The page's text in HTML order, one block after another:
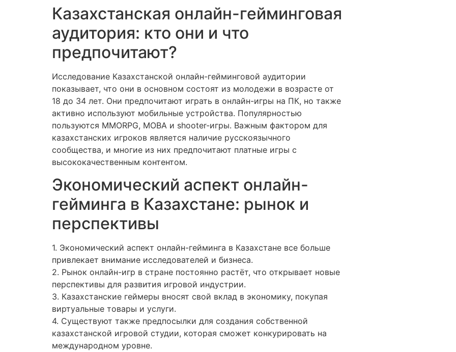
Казахстанская онлайн-гейминговая
аудитория: кто они и что
предпочитают?
Исследование Казахстанской онлайн-гейминговой аудитории
показывает, что они в основном состоят из молодежи в возрасте от
18 до 34 лет. Они предпочитают играть в онлайн-игры на ПК, но также
активно используют мобильные устройства. Популярностью
пользуются MMORPG, MOBA и shooter-игры. Важным фактором для
казахстанских игроков является наличие русскоязычного
сообщества, и многие из них предпочитают платные игры с
высококачественным контентом.
Экономический аспект онлайн-
гейминга в Казахстане: рынок и
перспективы
1. Экономический аспект онлайн-гейминга в Казахстане все больше
привлекает внимание исследователей и бизнеса.
2. Рынок онлайн-игр в стране постоянно растёт, что открывает новые
перспективы для развития игровой индустрии.
3. Казахстанские геймеры вносят свой вклад в экономику, покупая
виртуальные товары и услуги.
4. Существуют также предпосылки для создания собственной
казахстанской игровой студии, которая сможет конкурировать на
международном уровне.